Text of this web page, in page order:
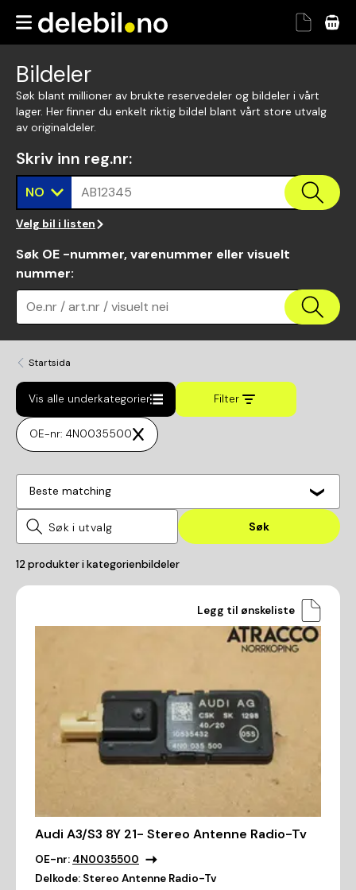
Bildeler
Søk blant millioner av brukte reservedeler og bildeler i vårt
lager. Her finner du enkelt riktig bildel blant vårt store utvalg
av originaldeler.
Skriv inn reg.nr:
NO AB12345
Velg bil i listen
Søk OE -nummer, varenummer eller visuelt
nummer:
Oe.nr / art.nr / visuelt nei
Startsida
Vis alle underkategorier Filter
OE-nr: 4N0035500
Beste matching
Søk
12 produkter i kategorienbildeler
Legg til ønskeliste
Audi A3/S3 8Y 21- Stereo Antenne Radio-Tv
OE-nr: 4N0035500
Delkode: Stereo Antenne Radio-Tv